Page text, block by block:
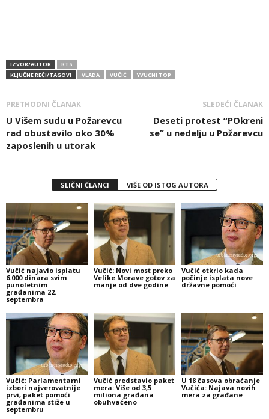
IZVOR/AUTOR
RTS
KLJUČNE REČI/TAGOVI
VLADA VUČIĆ YVUCNI TOP
PRETHODNI ČLANAK
U Višem sudu u Požarevcu
rad obustavilo oko 30%
zaposlenih u utorak
SLEDEĆI ČLANAK
Deseti protest “POkreni
se” u nedelju u Požarevcu
SLIČNI ČLANCI VIŠE OD ISTOG AUTORA
Vučić najavio isplatu
6.000 dinara svim
punoletnim
građanima 22.
septembra
Vučić: Novi most preko
Velike Morave gotov za
manje od dve godine
Vučić otkrio kada
počinje isplata nove
državne pomoći
Vučić: Parlamentarni
izbori najverovatnije
prvi, paket pomoći
građanima stiže u
septembru
Vučić predstavio paket
mera: Više od 3,5
miliona građana
obuhvaćeno
U 18 časova obraćanje
Vučića: Najava novih
mera za građane